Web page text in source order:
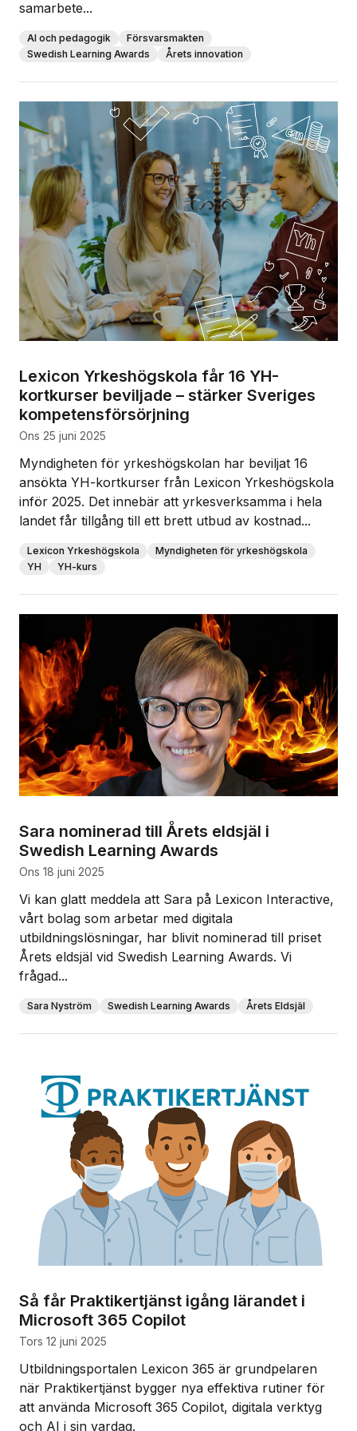
samarbete...
AI och pedagogik
Försvarsmakten
Swedish Learning Awards
Årets innovation
Lexicon Yrkeshögskola får 16 YH-
kortkurser beviljade – stärker Sveriges
kompetensförsörjning
ons 25 juni 2025
Myndigheten för yrkeshögskolan har beviljat 16
ansökta YH-kortkurser från Lexicon Yrkeshögskola
inför 2025. Det innebär att yrkesverksamma i hela
landet får tillgång till ett brett utbud av kostnad...
Lexicon Yrkeshögskola
Myndigheten för yrkeshögskola
YH
YH-kurs
Sara nominerad till Årets eldsjäl i
Swedish Learning Awards
ons 18 juni 2025
Vi kan glatt meddela att Sara på Lexicon Interactive,
vårt bolag som arbetar med digitala
utbildningslösningar, har blivit nominerad till priset
Årets eldsjäl vid Swedish Learning Awards. Vi
frågad...
Sara Nyström Swedish Learning Awards Årets Eldsjäl
Så får Praktikertjänst igång lärandet i
Microsoft 365 Copilot
tors 12 juni 2025
Utbildningsportalen Lexicon 365 är grundpelaren
när Praktikertjänst bygger nya effektiva rutiner för
att använda Microsoft 365 Copilot, digitala verktyg
och AI i sin vardag.